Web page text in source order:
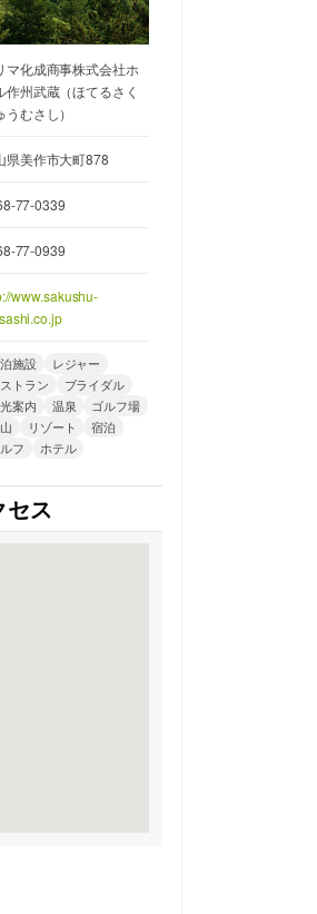
マ化成商事株式会社ホ
作州武蔵（ほてるさく
うむさし）
県美作市大町878
77-0339
77-0939
www.sakushu-
施設
レジャー
トラン
ブライダル
案内
温泉
ゴルフ場
リゾート
宿泊
フ
ホテル
セス